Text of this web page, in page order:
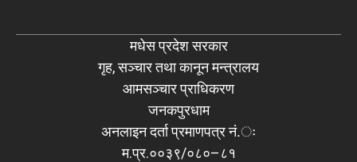
मधेस प्रदेश सरकार
गृह, सञ्चार तथा कानून मन्त्रालय
आमसञ्चार प्राधिकरण
जनकपुरधाम
अनलाइन दर्ता प्रमाणपत्र नं.ः
म.प्र.००३९/०८०–८१